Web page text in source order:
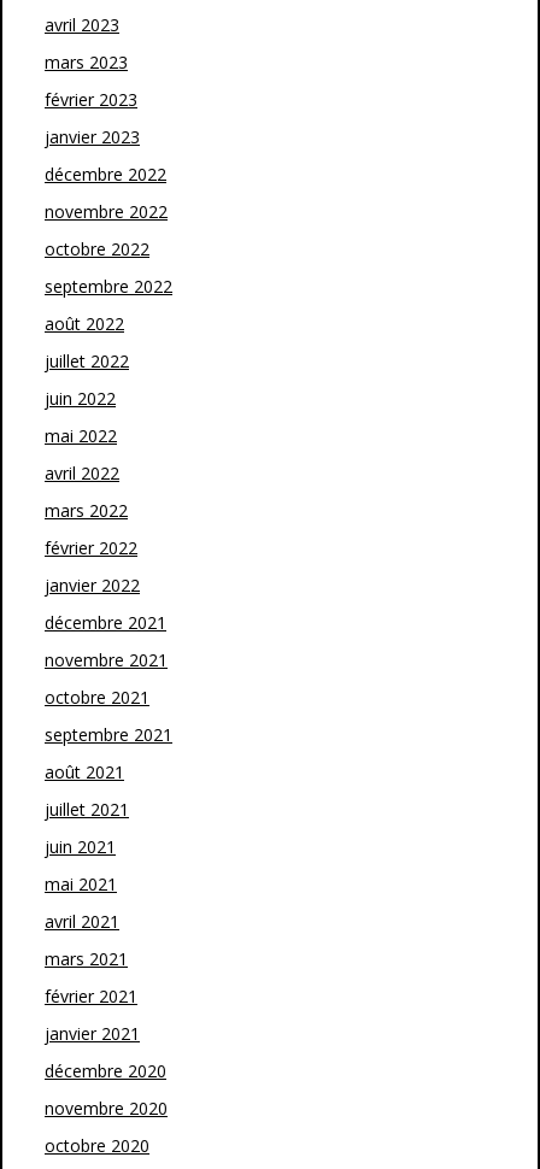
avril 2023
mars 2023
février 2023
janvier 2023
décembre 2022
novembre 2022
octobre 2022
septembre 2022
août 2022
juillet 2022
juin 2022
mai 2022
avril 2022
mars 2022
février 2022
janvier 2022
décembre 2021
novembre 2021
octobre 2021
septembre 2021
août 2021
juillet 2021
juin 2021
mai 2021
avril 2021
mars 2021
février 2021
janvier 2021
décembre 2020
novembre 2020
octobre 2020